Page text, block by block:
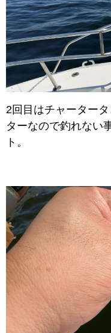
2回目はチャーター
ターなので釣れない
ト。